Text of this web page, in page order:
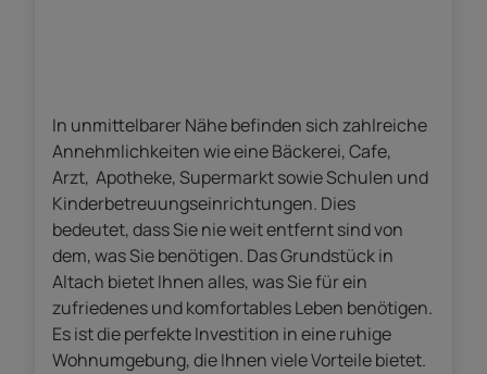
In unmittelbarer Nähe befinden sich zahlreiche
Annehmlichkeiten wie eine Bäckerei, Cafe,
Arzt, Apotheke, Supermarkt sowie Schulen und
Kinderbetreuungseinrichtungen. Dies
bedeutet, dass Sie nie weit entfernt sind von
dem, was Sie benötigen. Das Grundstück in
Altach bietet Ihnen alles, was Sie für ein
zufriedenes und komfortables Leben benötigen.
Es ist die perfekte Investition in eine ruhige
Wohnumgebung, die Ihnen viele Vorteile bietet.